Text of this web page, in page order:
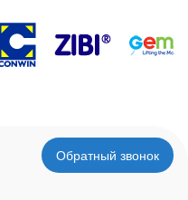
Обратный звонок